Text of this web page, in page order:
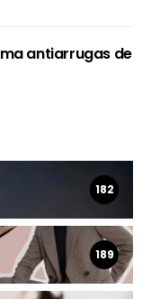
antiarrugas de
182
189